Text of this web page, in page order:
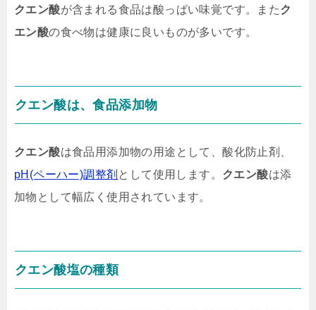
クエン酸が含まれる食品は酸っぱい味覚です。またク
エン酸の食べ物は健康に良いものが多いです。
クエン酸は、食品添加物
クエン酸は食品用添加物の用途として、酸化防止剤、
pH(ペーハー)調整剤 として使用します。 クエン酸は添
加物として幅広く使用されています。
クエン酸塩の種類